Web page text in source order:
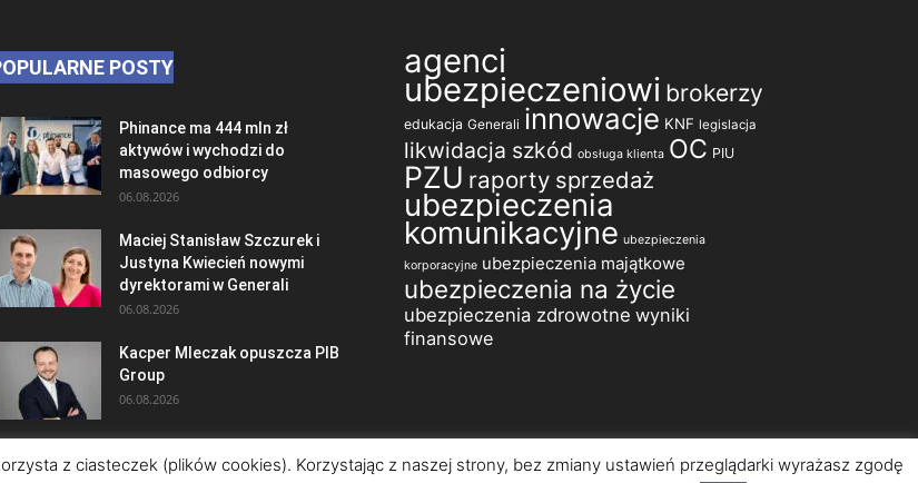
POSTY
Phinance ma 444 mln zł
aktywów i wychodzi do
masowego odbiorcy
06.08.2026
Maciej Stanisław Szczurek i
Justyna Kwiecień nowymi
dyrektorami w Generali
06.08.2026
Kacper Mleczak opuszcza PIB
Group
06.08.2026
agenci
ubezpieczeniowi brokerzy
edukacja Generali innowacje KNF legislacja
likwidacja szkód obsługa klienta OC PIU
PZU raporty sprzedaż
ubezpieczenia
komunikacyjne ubezpieczenia
korporacyjne ubezpieczenia majątkowe
ubezpieczenia na życie
ubezpieczenia zdrowotne wyniki
finansowe
z ciasteczek (plików cookies). Korzystając z naszej strony, bez zmiany ustawień przeglądarki wyrażasz zgodę